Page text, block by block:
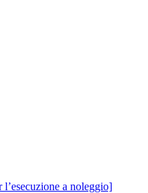
a noleggio]